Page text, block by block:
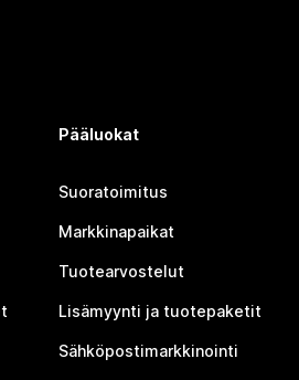
Pääluokat
Suoratoimitus
Markkinapaikat
Tuotearvostelut
Lisämyynti ja tuotepaketit
Sähköpostimarkkinointi